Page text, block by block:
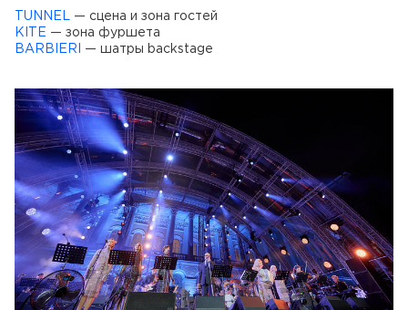
TUNNEL — сцена и зона гостей
KITE — зона фуршета
BARBIERI — шатры backstage